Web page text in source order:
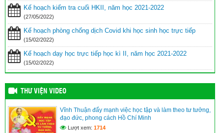
Kế hoạch kiểm tra cuối HKII, năm học 2021-2022
(27/05/2022)
Kế hoạch phòng chống dịch Covid khi học sinh học trực tiếp
(15/02/2022)
Kế hoạch dạy học trực tiếp học kì II, năm học 2021-2022
(15/02/2022)
THƯ VIỆN VIDEO
Vĩnh Thuận đẩy mạnh việc học tập và làm theo tư tưởng,
đạo đức, phong cách Hồ Chí Minh
Lượt xem: 1714